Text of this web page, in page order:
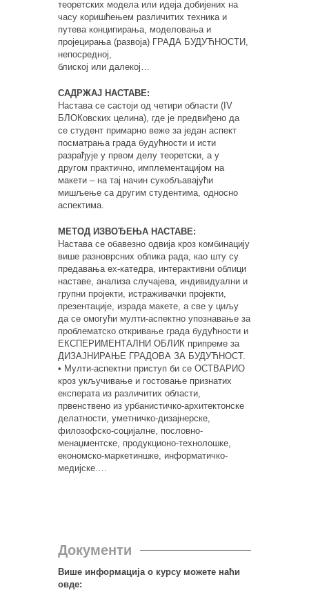
теоретских модела или идеја добијених на
часу коришћењем различитих техника и
путева конципирања, моделовања и
пројецирања (развоја) ГРАДА БУДУЋНОСТИ,
непосредној,
блиској или далекој…
САДРЖАЈ НАСТАВЕ:
Настава се састоји од четири области (IV
БЛОКовских целина), где је предвиђено да
се студент примарно веже за један аспект
посматрања града будућности и исти
разрађује у првом делу теоретски, а у
другом практично, имплементацијом на
макети – на тај начин сукобљавајући
мишљење са другим студентима, односно
аспектима.
МЕТОД ИЗВОЂЕЊА НАСТАВЕ:
Настава се обавезно одвија кроз комбинацију
више разноврсних облика рада, као шту су
предавања ex-катедра, интерактивни облици
наставе, анализа случајева, индивидуални и
групни пројекти, истраживачки пројекти,
презентације, израда макете, а све у циљу
да се омогући мулти-аспектно упознавање за
проблематско откривање града будућности и
ЕКСПЕРИМЕНТАЛНИ ОБЛИК припреме за
ДИЗАЈНИРАЊЕ ГРАДОВА ЗА БУДУЋНОСТ.
• Мулти-аспектни приступ би се ОСТВАРИО
кроз укључивање и гостовање признатих
експерата из различитих области,
првенствено из урбанистичко-архитектонске
делатности, уметничко-дизајнерске,
филозофско-социјалне, пословно-
менаџментске, продукционо-технолошке,
економско-маркетиншке, информатичко-
медијске….
Документи
Више информација о курсу можете наћи
овде: